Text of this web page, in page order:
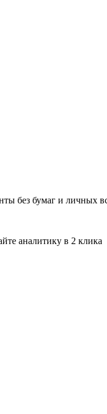
без бумаг и личных
аналитику в 2 клика